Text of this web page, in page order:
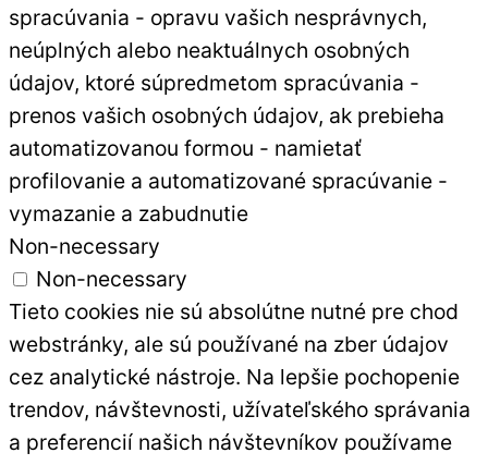
spracúvania - opravu vašich nesprávnych,
neúplných alebo neaktuálnych osobných
údajov, ktoré súpredmetom spracúvania -
prenos vašich osobných údajov, ak prebieha
automatizovanou formou - namietať
profilovanie a automatizované spracúvanie -
vymazanie a zabudnutie
Non-necessary
Non-necessary
Tieto cookies nie sú absolútne nutné pre chod
webstránky, ale sú používané na zber údajov
cez analytické nástroje. Na lepšie pochopenie
trendov, návštevnosti, užívateľského správania
a preferencií našich návštevníkov používame